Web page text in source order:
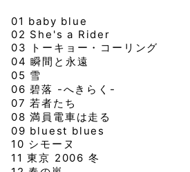
01 baby blue
02 She's a Rider
03 トーキョー・コーリング
04 瞬間と永遠
05 雪
06 碧落 -へきらく-
07 若者たち
08 満員電車は走る
09 bluest blues
10 シモーヌ
11 東京 2006 冬